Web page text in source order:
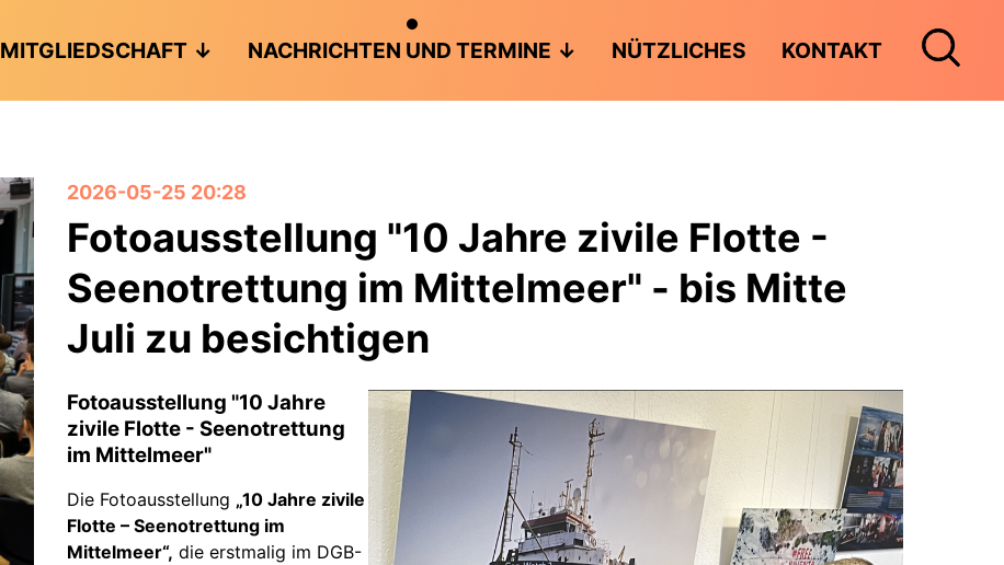
MITGLIEDSCHAFT NACHRICHTEN UND TERMINE NÜTZLICHES KONTAKT
2026-05-25 20:28
Fotoausstellung "10 Jahre zivile Flotte -
Seenotrettung im Mittelmeer" - bis Mitte
Juli zu besichtigen
Fotoausstellung "10 Jahre
zivile Flotte - Seenotrettung
im Mittelmeer"
Die Fotoausstellung „10 Jahre zivile
Flotte – Seenotrettung im
Mittelmeer“, die erstmalig im DGB-